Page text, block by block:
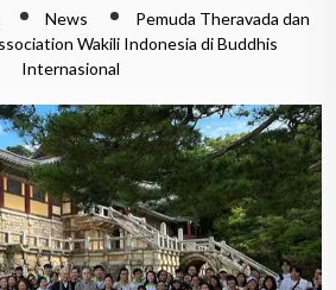
News
Pemuda Theravada dan
Wakili Indonesia di Buddhis
Internasional